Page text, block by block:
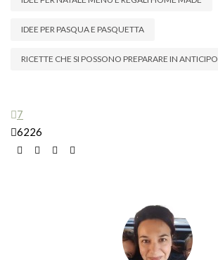
IDEE PER PASQUA E PASQUETTA
RICETTE CHE SI POSSONO PREPARARE IN ANTICIPO
7
6226